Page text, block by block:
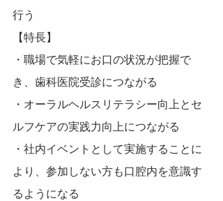
行う
【特長】
・職場で気軽にお口の状況が把握で
き、歯科医院受診につながる
・オーラルヘルスリテラシー向上とセ
ルフケアの実践力向上につながる
・社内イベントとして実施することに
より、参加しない方も口腔内を意識す
るようになる